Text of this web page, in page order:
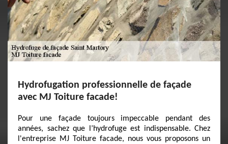
Hydrofugation professionnelle de façade
avec MJ Toiture facade!
Pour une façade toujours impeccable pendant des
années, sachez que l’hydrofuge est indispensable. Chez
l'entreprise MJ Toiture facade, nous vous proposons un